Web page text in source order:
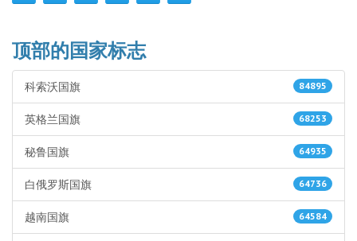
顶部的国家标志
84895
科索沃国旗
68253
英格兰国旗
64935
秘鲁国旗
64736
白俄罗斯国旗
64584
越南国旗